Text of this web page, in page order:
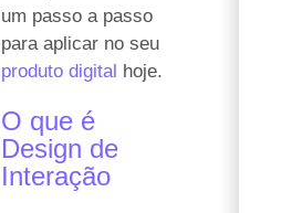
um passo a passo
para aplicar no seu
produto digital hoje.
O que é
Design de
Interação